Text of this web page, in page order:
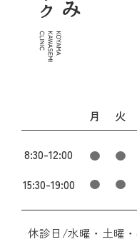
月 火
8:30-12:00
15:30-19:00
休診日/水曜・土曜・